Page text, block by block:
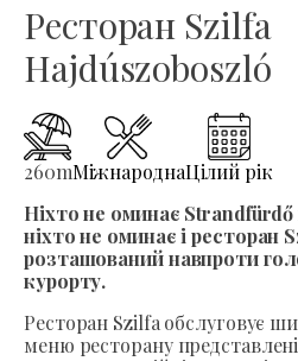
Ресторан Szilfa
Hajdúszoboszló
260mМіжнароднаЦілий рік
Ніхто не оминає
ніхто не оминає і ресторан
розташований навпроти
курорту.
Ресторан Szilfa обслуговує
меню ресторану